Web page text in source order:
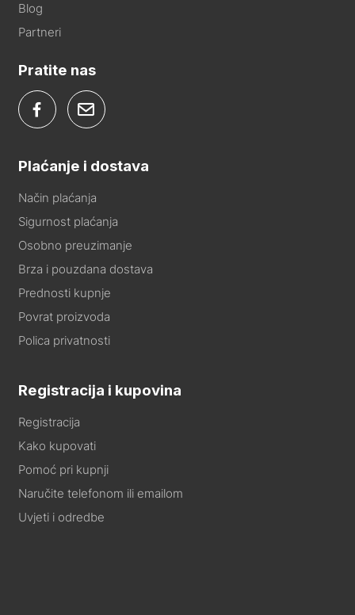
Blog
Partneri
Pratite nas
Plaćanje i dostava
Način plaćanja
Sigurnost plaćanja
Osobno preuzimanje
Brza i pouzdana dostava
Prednosti kupnje
Povrat proizvoda
Polica privatnosti
Registracija i kupovina
Registracija
Kako kupovati
Pomoć pri kupnji
Naručite telefonom ili emailom
Uvjeti i odredbe